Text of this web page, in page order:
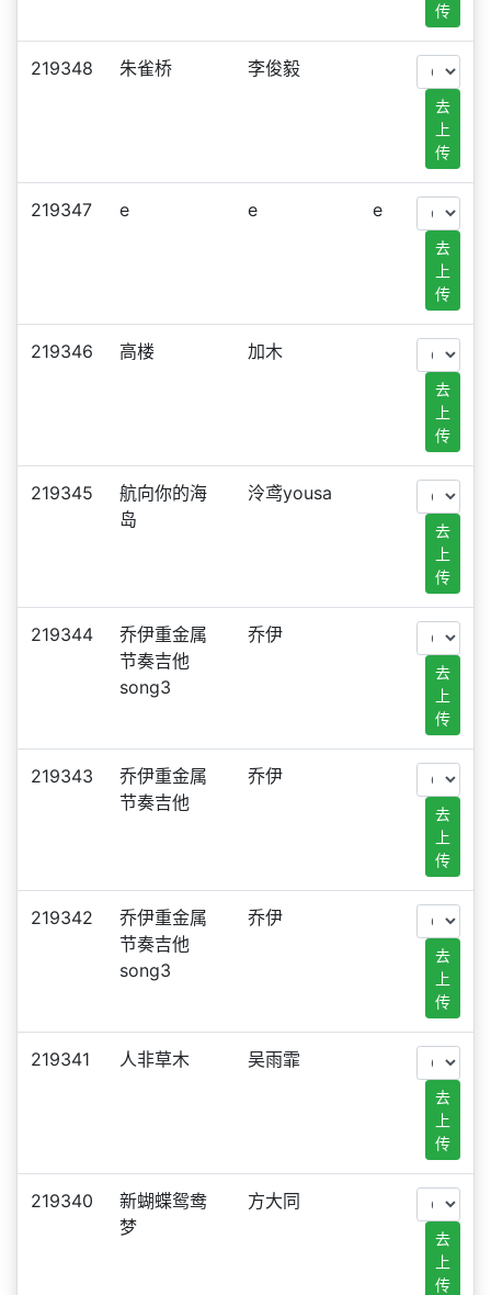
传
219348 朱雀桥 李俊毅
去
上
传
219347 e e e
去
上
传
219346 高楼 加木
去
上
传
219345
航向你的海
岛
泠鸢yousa
去
上
传
219344
乔伊重金属
节奏吉他
song3
乔伊
去
上
传
219343
乔伊重金属
节奏吉他
乔伊
去
上
传
219342
乔伊重金属
节奏吉他
song3
乔伊
去
上
传
219341 人非草木 吴雨霏
去
上
传
219340
新蝴蝶鸳鸯
梦
方大同
去
上
传